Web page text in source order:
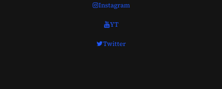
Instagram
YT
Twitter